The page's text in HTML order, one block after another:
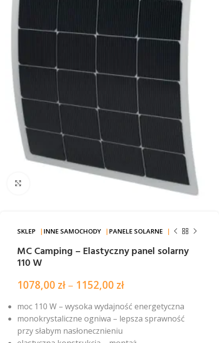
SKLEP INNE SAMOCHODY PANELE SOLARNE
MC Camping – Elastyczny panel solarny
110 W
1078,00 zł – 1152,00 zł
moc 110 W – wysoka wydajność energetyczna
monokrystaliczne ogniwa – lepsza sprawność
przy słabym nasłonecznieniu